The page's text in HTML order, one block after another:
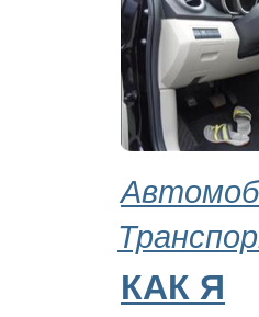
КАК Я